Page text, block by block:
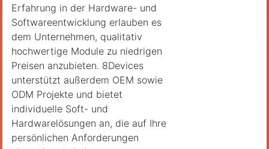
Erfahrung in der Hardware- und
Softwareentwicklung erlauben es
dem Unternehmen, qualitativ
hochwertige Module zu niedrigen
Preisen anzubieten. 8Devices
unterstützt außerdem OEM sowie
ODM Projekte und bietet
individuelle Soft- und
Hardwarelösungen an, die auf Ihre
persönlichen Anforderungen